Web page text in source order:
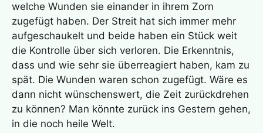
welche Wunden sie einander in ihrem Zorn
zugefügt haben. Der Streit hat sich immer mehr
aufgeschaukelt und beide haben ein Stück weit
die Kontrolle über sich verloren. Die Erkenntnis,
dass und wie sehr sie überreagiert haben, kam zu
spät. Die Wunden waren schon zugefügt. Wäre es
dann nicht wünschenswert, die Zeit zurückdrehen
zu können? Man könnte zurück ins Gestern gehen,
in die noch heile Welt.